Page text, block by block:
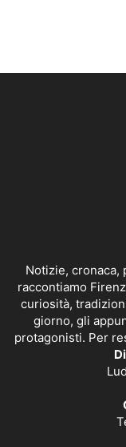
Notizie, cronaca,
raccontiamo
curiosità,
giorno, gli
protagonisti. Per